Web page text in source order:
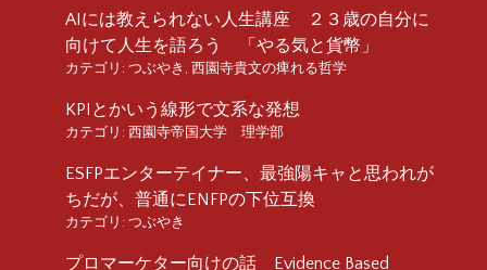
AIには教えられない人生講座 ２３歳の自分に
向けて人生を語ろう 「やる気と貨幣」
カテゴリ: つぶやき , 西園寺貴文の痺れる哲学
KPIとかいう線形で文系な発想
カテゴリ: 西園寺帝国大学 理学部
ESFPエンターテイナー、最強陽キャと思われが
ちだが、普通にENFPの下位互換
カテゴリ: つぶやき
プロマーケター向けの話 Evidence Based